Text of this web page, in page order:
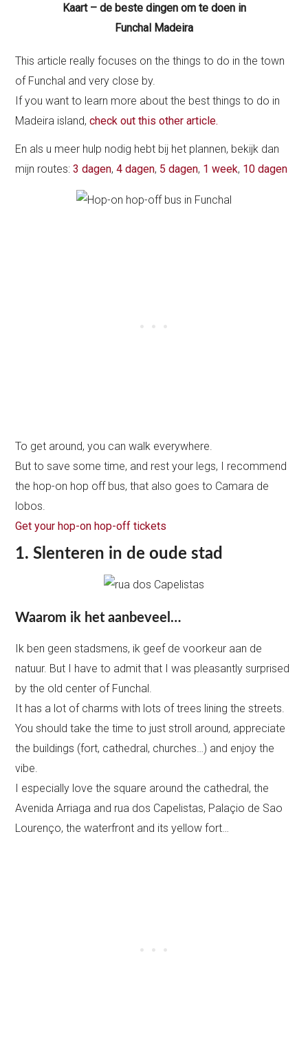
Kaart – de beste dingen om te doen in
Funchal Madeira
This article really focuses on the things to do in the town
of Funchal and very close by.
If you want to learn more about the best things to do in
Madeira island,check out this other article.
En als u meer hulp nodig hebt bij het plannen, bekijk dan
mijn routes:3 dagen,4 dagen, 5 dagen, 1 week, 10 dagen
To get around, you can walk everywhere.
But to save some time, and rest your legs, I recommend
the hop-on hop off bus, that also goes to Camara de
lobos.
Get your hop-on hop-off tickets
1. Slenteren in de oude stad
Waarom ik het aanbeveel…
Ik ben geen stadsmens, ik geef de voorkeur aan de
natuur. But I have to admit that I was pleasantly surprised
by the old center of Funchal.
It has a lot of charms with lots of trees lining the streets.
You should take the time to just stroll around, appreciate
the buildings (fort, cathedral, churches…) and enjoy the
vibe.
I especially love the square around the cathedral, the
Avenida Arriaga and rua dos Capelistas, Palaçio de Sao
Lourenço, the waterfront and its yellow fort…